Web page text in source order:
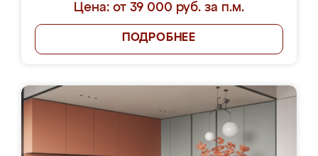
Цена: от 39 000 руб. за п.м.
ПОДРОБНЕЕ